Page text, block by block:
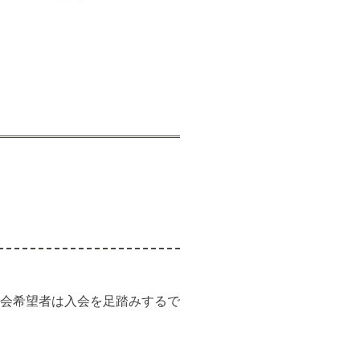
希望者は入会を足踏みするで